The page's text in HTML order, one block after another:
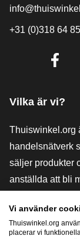
+31 (0)318 64
Vilka är vi?
Thuiswinkel.org
handelsnätverk
säljer produkter
anställda att bli
Thuiswinkel-
stöd,
Vi använder
Thuiswinkel.org
placerar vi